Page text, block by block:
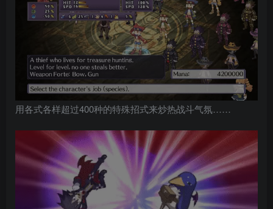
用各式各样超过400种的特殊招式来炒热战斗气氛……